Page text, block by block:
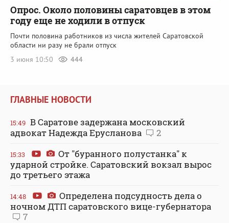
Опрос. Около половины саратовцев в этом
году еще не ходили в отпуск
Почти половина работников из числа жителей Саратовской
области ни разу не брали отпуск
3 июня 10:50
444
ГЛАВНЫЕ НОВОСТИ
15:49 В Саратове задержана московский
адвокат Надежда Ерусланова
2
15:33
От "буранного полустанка" к
ударной стройке. Саратовский вокзал вырос
до третьего этажа
14:48
Определена подсудность дела о
ночном ДТП саратовского вице-губернатора
7